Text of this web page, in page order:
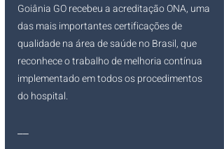
Goiânia GO recebeu a acreditação ONA, uma
das mais importantes certificações de
qualidade na área de saúde no Brasil, que
reconhece o trabalho de melhoria contínua
implementado em todos os procedimentos
do hospital.
__